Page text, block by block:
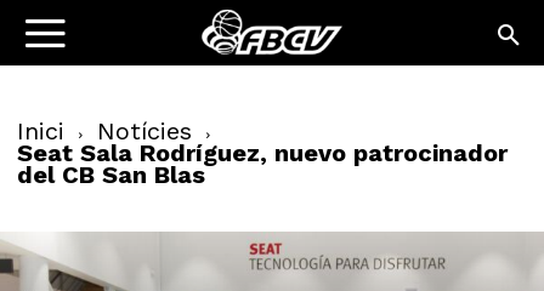
Inici Notícies
Seat Sala Rodríguez, nuevo patrocinador
del CB San Blas